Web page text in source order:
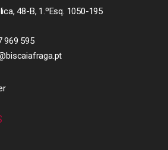
48-B, 1.ºEsq. 1050-195
969 595